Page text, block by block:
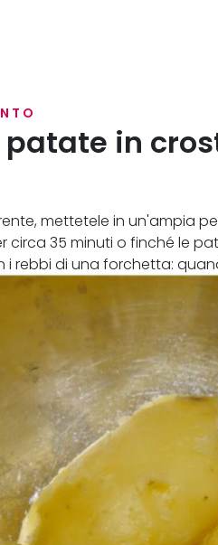
patate in
mettetele in un'ampia
35 minuti o finché le
rebbi di una forchetta:
quindi pelatele.